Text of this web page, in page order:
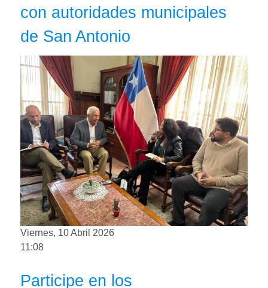
con autoridades municipales
de San Antonio
Viernes, 10 Abril 2026
11:08
Participe en los